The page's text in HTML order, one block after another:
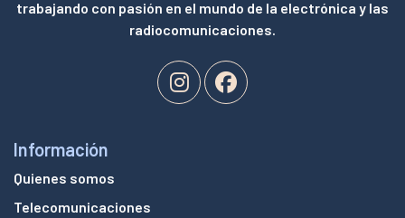
trabajando con pasión en el mundo de la electrónica y las
radiocomunicaciones.
Información
Quienes somos
Telecomunicaciones